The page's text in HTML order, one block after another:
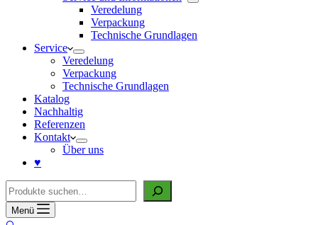
Veredelung
Verpackung
Technische Grundlagen
Service
Veredelung
Verpackung
Technische Grundlagen
Katalog
Nachhaltig
Referenzen
Kontakt
Über uns
♥
Suche
Menü